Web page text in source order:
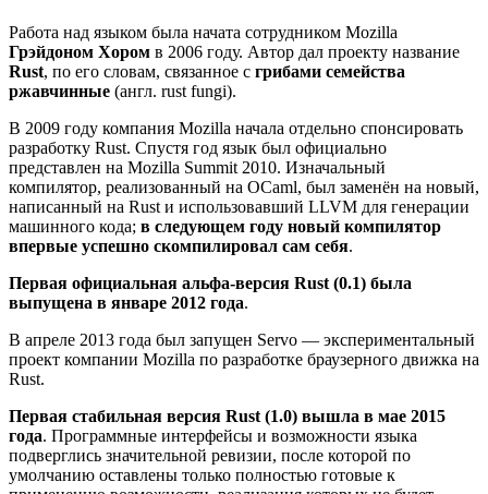
Работа над языком была начата сотрудником Mozilla
Грэйдоном Хором в 2006 году. Автор дал проекту название
Rust, по его словам, связанное с грибами семейства
ржавчинные (англ. rust fungi).
В 2009 году компания Mozilla начала отдельно спонсировать
разработку Rust. Спустя год язык был официально
представлен на Mozilla Summit 2010. Изначальный
компилятор, реализованный на OCaml, был заменён на новый,
написанный на Rust и использовавший LLVM для генерации
машинного кода; в следующем году новый компилятор
впервые успешно скомпилировал сам себя.
Первая официальная альфа-версия Rust (0.1) была
выпущена в январе 2012 года.
В апреле 2013 года был запущен Servo — экспериментальный
проект компании Mozilla по разработке браузерного движка на
Rust.
Первая стабильная версия Rust (1.0) вышла в мае 2015
года. Программные интерфейсы и возможности языка
подверглись значительной ревизии, после которой по
умолчанию оставлены только полностью готовые к